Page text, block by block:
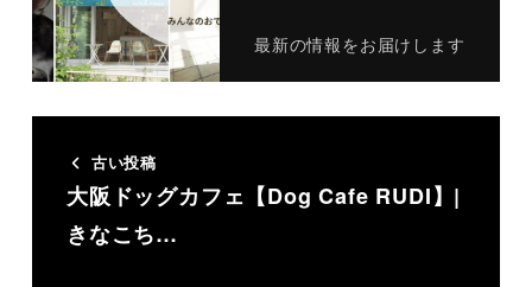
最新の情報をお届けします
古い投稿
大阪ドッグカフェ【Dog Cafe RUDI 】|
きなこち…